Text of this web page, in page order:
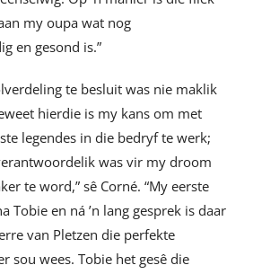
my oupa wat nog
en gesond is.”
te besluit was nie maklik
hierdie is my kans om met
legendes in die bedryf te werk;
was vir my droom
te word,” sê Corné. “My eerste
Tobie en ná ’n lang gesprek is daar
van Pletzen die perfekte
sou wees. Tobie het gesê die